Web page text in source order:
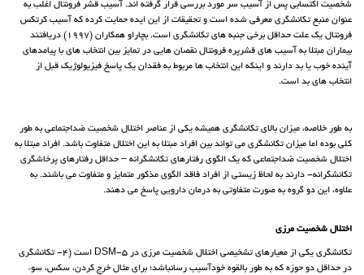
شخصیت اکتسابی پس از آسیب سر مورد بررسی قرار گرفته اند. آسیب قشر فرونتال اغلب به
عنوان منبع تکانشگری معرفی شده است و تحقیقات از این ایده حمایت کرده که آسیب کرتکس
فرونتال یک علت حداقل برخی جنبه های تکانشگری است. بچاراو همکاران (1997) دریافتند
بیماران مبتلا به آسیب های قشرپره فرونتال نقصان هایی در تمایز بین انتخاب های با پیامدهای
آینده خوب یا بد دارند و اینکه این انتخاب ها مربوط به فقدان یک پاسخ فیزیولوژیک قبل از
انتخاب های بد است.
به طور خلاصه، میزان بالای تکانشگری همیشه یکی از عناصر اختلال شخصیت ضداجتماعی به طور
کلی بوده اما میزان تکانشگری می تواند بین افراد مبتلا به این اختلال متفاوت باشد. افراد مبتلا به
اختلال شخصیت ضداجتماعی که یک الگوی رفتارهای تکانشگرانه – حداقل رفتارهای پرخاشگری
تکانشگرانه- دارند به لحاظ زیستی از افراد فاقد الگوی مذکور متمایز و متفاوت می باشند. به
علاوه، این دو گروه به صورت متفاوتی به درمان دارویی پاسخ می دهند.
اختلال شخصیت مرزی
تکانشگری یکی از معیارهای تشخیصی اختلال شخصیت مرزی در DSM-5 است (4- تکانشگری
در حداقل دو حوزه که به طور بالقوه خودآسیب رسانباشد؛ برای مثال خرج کردن، سکس، سوء